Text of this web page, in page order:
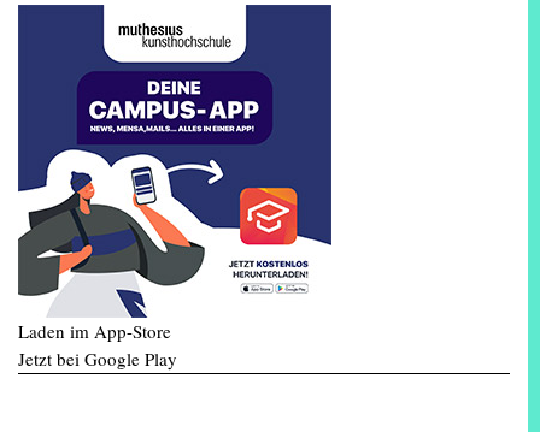
Laden im App-Store
Jetzt bei Google Play